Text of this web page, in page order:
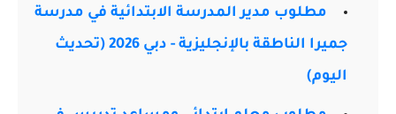
مطلوب مدير المدرسة الابتدائية في مدرسة
جميرا الناطقة بالإنجليزية - دبي 2026 (تحديث
اليوم)